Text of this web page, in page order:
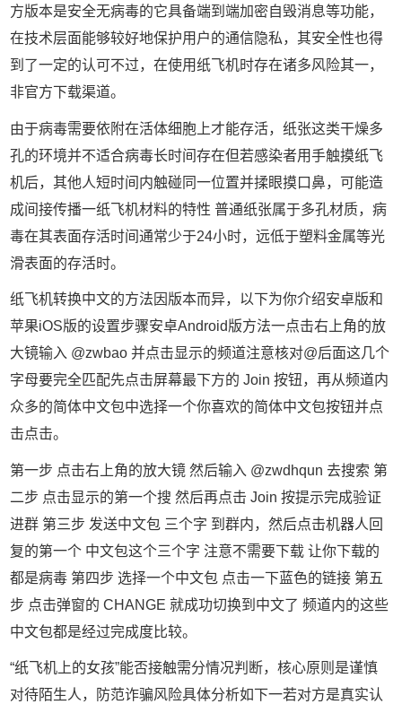
方版本是安全无病毒的它具备端到端加密自毁消息等功能，
在技术层面能够较好地保护用户的通信隐私，其安全性也得
到了一定的认可不过，在使用纸飞机时存在诸多风险其一，
非官方下载渠道。
由于病毒需要依附在活体细胞上才能存活，纸张这类干燥多
孔的环境并不适合病毒长时间存在但若感染者用手触摸纸飞
机后，其他人短时间内触碰同一位置并揉眼摸口鼻，可能造
成间接传播一纸飞机材料的特性 普通纸张属于多孔材质，病
毒在其表面存活时间通常少于24小时，远低于塑料金属等光
滑表面的存活时。
纸飞机转换中文的方法因版本而异，以下为你介绍安卓版和
苹果iOS版的设置步骤安卓Android版方法一点击右上角的放
大镜输入 @zwbao 并点击显示的频道注意核对@后面这几个
字母要完全匹配先点击屏幕最下方的 Join 按钮，再从频道内
众多的简体中文包中选择一个你喜欢的简体中文包按钮并点
击点击。
第一步 点击右上角的放大镜 然后输入 @zwdhqun 去搜索 第
二步 点击显示的第一个搜 然后再点击 Join 按提示完成验证
进群 第三步 发送中文包 三个字 到群内，然后点击机器人回
复的第一个 中文包这个三个字 注意不需要下载 让你下载的
都是病毒 第四步 选择一个中文包 点击一下蓝色的链接 第五
步 点击弹窗的 CHANGE 就成功切换到中文了 频道内的这些
中文包都是经过完成度比较。
“纸飞机上的女孩”能否接触需分情况判断，核心原则是谨慎
对待陌生人，防范诈骗风险具体分析如下一若对方是真实认